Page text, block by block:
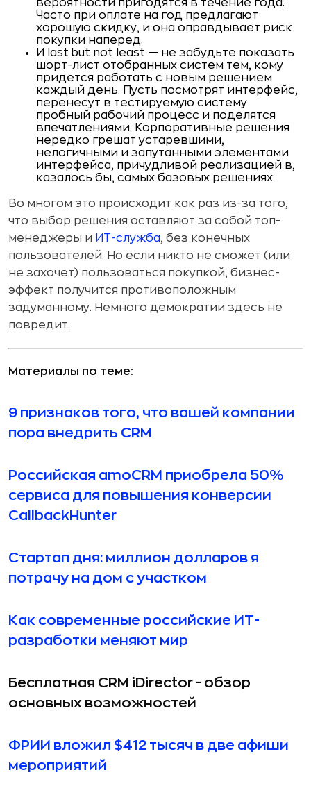
вероятности пригодятся в течение года.
Часто при оплате на год предлагают
хорошую скидку, и она оправдывает риск
покупки наперед.
И last but not least — не забудьте показать
шорт-лист отобранных систем тем, кому
придется работать с новым решением
каждый день. Пусть посмотрят интерфейс,
перенесут в тестируемую систему
пробный рабочий процесс и поделятся
впечатлениями. Корпоративные решения
нередко грешат устаревшими,
нелогичными и запутанными элементами
интерфейса, причудливой реализацией в,
казалось бы, самых базовых решениях.
Во многом это происходит как раз из-за того,
что выбор решения оставляют за собой топ-
менеджеры и ИТ-служба, без конечных
пользователей. Но если никто не сможет (или
не захочет) пользоваться покупкой, бизнес-
эффект получится противоположным
задуманному. Немного демократии здесь не
повредит.
Материалы по теме:
9 признаков того, что вашей компании
пора внедрить CRM
Российская amoCRM приобрела 50%
сервиса для повышения конверсии
CallbackHunter
Стартап дня: миллион долларов я
потрачу на дом с участком
Как современные российские ИТ-
разработки меняют мир
Бесплатная CRM iDirector - обзор
основных возможностей
ФРИИ вложил $412 тысяч в две афиши
мероприятий